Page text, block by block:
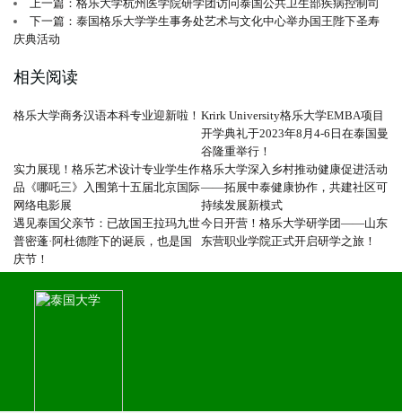
上一篇：格乐大学杭州医学院研学团访问泰国公共卫生部疾病控制司
下一篇：泰国格乐大学学生事务处艺术与文化中心举办国王陛下圣寿
庆典活动
相关阅读
格乐大学商务汉语本科专业迎新啦！ Krirk University格乐大学EMBA项目
开学典礼于2023年8月4-6日在泰国曼
谷隆重举行！
实力展现！格乐艺术设计专业学生作
品《哪吒三》入围第十五届北京国际
网络电影展
格乐大学深入乡村推动健康促进活动
——拓展中泰健康协作，共建社区可
持续发展新模式
遇见泰国父亲节：已故国王拉玛九世
普密蓬·阿杜德陛下的诞辰，也是国
庆节！
今日开营！格乐大学研学团——山东
东营职业学院正式开启研学之旅！